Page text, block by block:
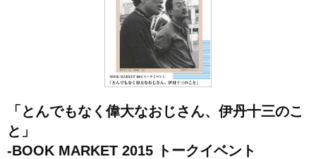
「とんでもなく偉大なおじさん、伊丹十三のこ
と」
-BOOK MARKET 2015 トークイベント